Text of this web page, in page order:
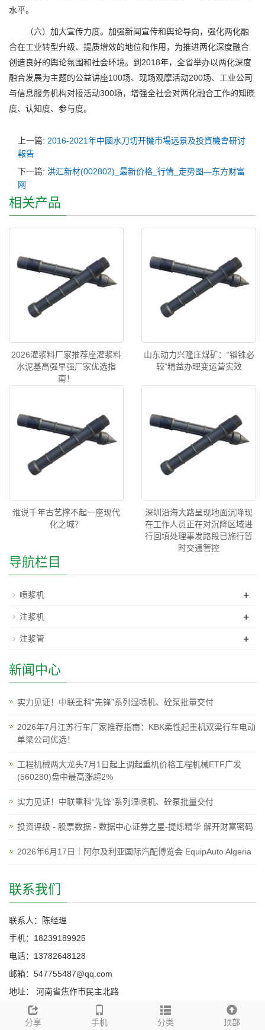
水平。
（六）加大宣传力度。加强新闻宣传和舆论导向，强化两化融
合在工业转型升级、提质增效的地位和作用，为推进两化深度融合
创造良好的舆论氛围和社会环境。到2018年，全省举办以两化深度
融合发展为主题的公益讲座100场、现场观摩活动200场、工业公司
与信息服务机构对接活动300场，增强全社会对两化融合工作的知晓
度、认知度、参与度。
上一篇: 2016-2021年中國水刀切开機市場远景及投資機會研讨
報告
下一篇: 洪汇新材(002802)_最新价格_行情_走势图—东方财富
网
相关产品
2026灌浆料厂家推荐座灌浆料
水泥基高强早强厂家优选指
南！
山东动力兴隆庄煤矿：“锱铢必
较”精益办理变运营实效
谁说千年古艺撑不起一座现代
化之城？
深圳沿海大路呈现地面沉降现
在工作人员正在对沉降区域进
行回填处理事发路段已施行暂
时交通管控
导航栏目
喷浆机 +
注浆机 +
注浆管 +
新闻中心
实力见证！中联重科“先锋”系列湿喷机、砼泵批量交付
2026年7月江苏行车厂家推荐指南：KBK柔性起重机双梁行车电动
单梁公司优选！
工程机械两大龙头7月1日起上调起重机价格工程机械ETF广发
(560280)盘中最高涨超2%
实力见证！中联重科“先锋”系列湿喷机、砼泵批量交付
投资评级 - 股票数据 - 数据中心证券之星-提炼精华 解开财富密码
2026年6月17日｜阿尔及利亚国际汽配博览会 EquipAuto Algeria
联系我们
联系人：陈经理
手机：18239189925
电话：13782648128
邮箱：547755487@qq.com
地址： 河南省焦作市民主北路
分享 手机 分类 顶部